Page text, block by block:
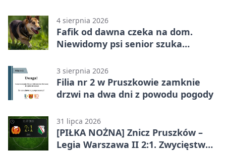
4 sierpnia 2026
Fafik od dawna czeka na dom.
Niewidomy psi senior szuka
3 sierpnia 2026
Filia nr 2 w Pruszkowie zamknie
drzwi na dwa dni z powodu pogody
31 lipca 2026
[PIŁKA NOŻNA] Znicz Pruszków –
Legia Warszawa II 2:1. Zwycięstwo